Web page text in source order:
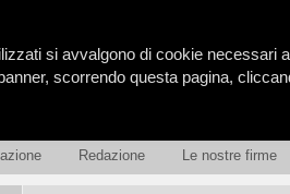
Redazione Le nostre firme
si avvalgono di cookie necessari
scorrendo questa pagina,